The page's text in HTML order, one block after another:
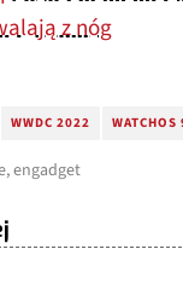
z nóg
engadget